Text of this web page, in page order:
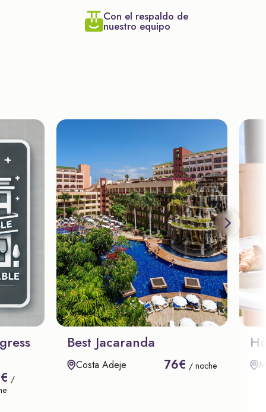
Con el respaldo de
nuestro equipo
/
Best Jacaranda
Costa Adeje 76€ / noche